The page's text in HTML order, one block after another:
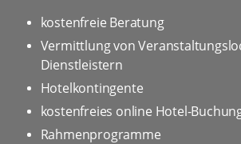
kostenfreie Beratung
Vermittlung von
Dienstleistern
Hotelkontingente
kostenfreies online Hotel-
Rahmenprogramme